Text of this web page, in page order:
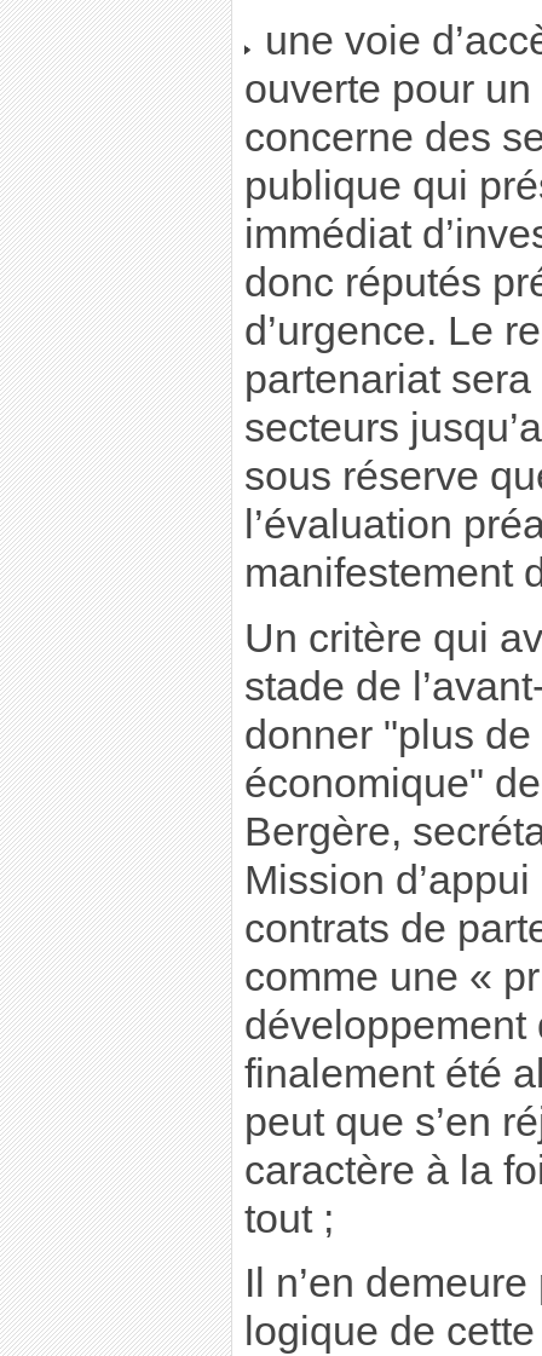
une voie
ouverte pour
concerne des
publique qui
immédiat
donc réputés
d’urgence. Le
partenariat
secteurs
sous réserve
l’évaluation
manifestement
Un critère qui
stade de
donner "plus de
économique"
Bergère,
Mission
contrats de
comme une «
développement
finalement été
peut que s’en
caractère à la
tout ;
Il n’en
logique de